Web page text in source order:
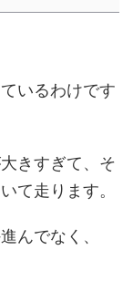
いるわけです
きすぎて、そ
て走ります。
んでなく、